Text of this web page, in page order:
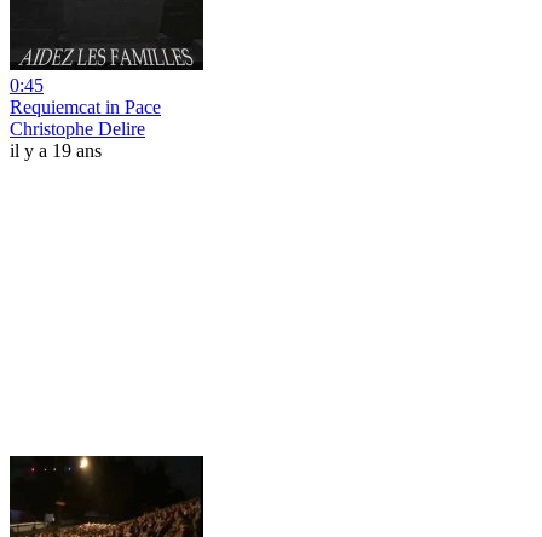
0:45
Requiemcat in Pace
Christophe Delire
il y a 19 ans